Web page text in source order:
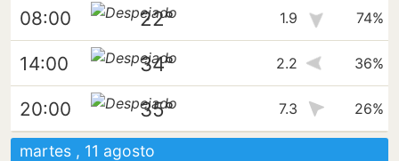
08:00 22° 1.9 74%
14:00 34° 2.2 36%
20:00 35° 7.3 26%
martes , 11 agosto